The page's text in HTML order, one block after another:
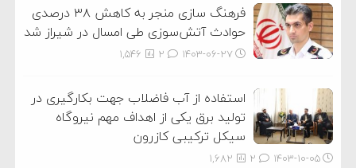
فرهنگ سازی منجر به کاهش ۳۸ درصدی
حوادث آتش‌سوزی طی امسال در شیراز شد
۱۴۰۳-۰۶-۲۷ 1,546
استفاده از آب فاضلاب جهت بکارگیری در
تولید برق یکی از اهداف مهم نیروگاه
سیکل ترکیبی کازرون
۱۴۰۳-۱۰-۰۵ 1,682